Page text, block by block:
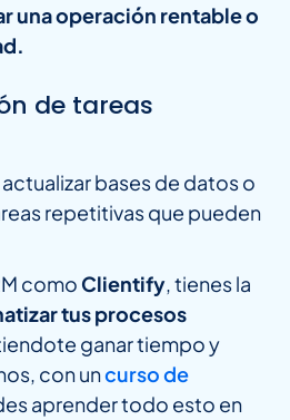
una operación rentable o
de tareas
bases de datos o
repetitivas que pueden
como Clientify, tienes la
tus procesos
ganar tiempo y
con uncurso de
aprender todo esto en